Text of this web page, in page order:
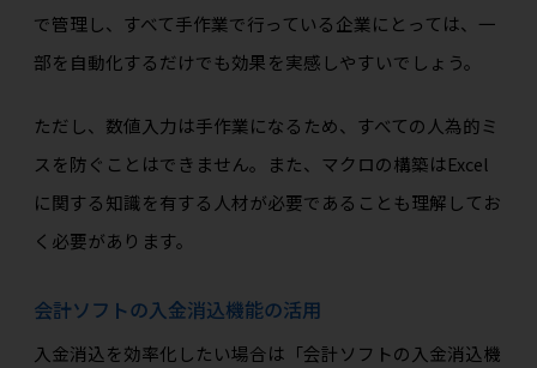
で管理し、すべて手作業で行っている企業にとっては、一
部を自動化するだけでも効果を実感しやすいでしょう。
ただし、数値入力は手作業になるため、すべての人為的ミ
スを防ぐことはできません。また、マクロの構築はExcel
に関する知識を有する人材が必要であることも理解してお
く必要があります。
会計ソフトの入金消込機能の活用
入金消込を効率化したい場合は「会計ソフトの入金消込機